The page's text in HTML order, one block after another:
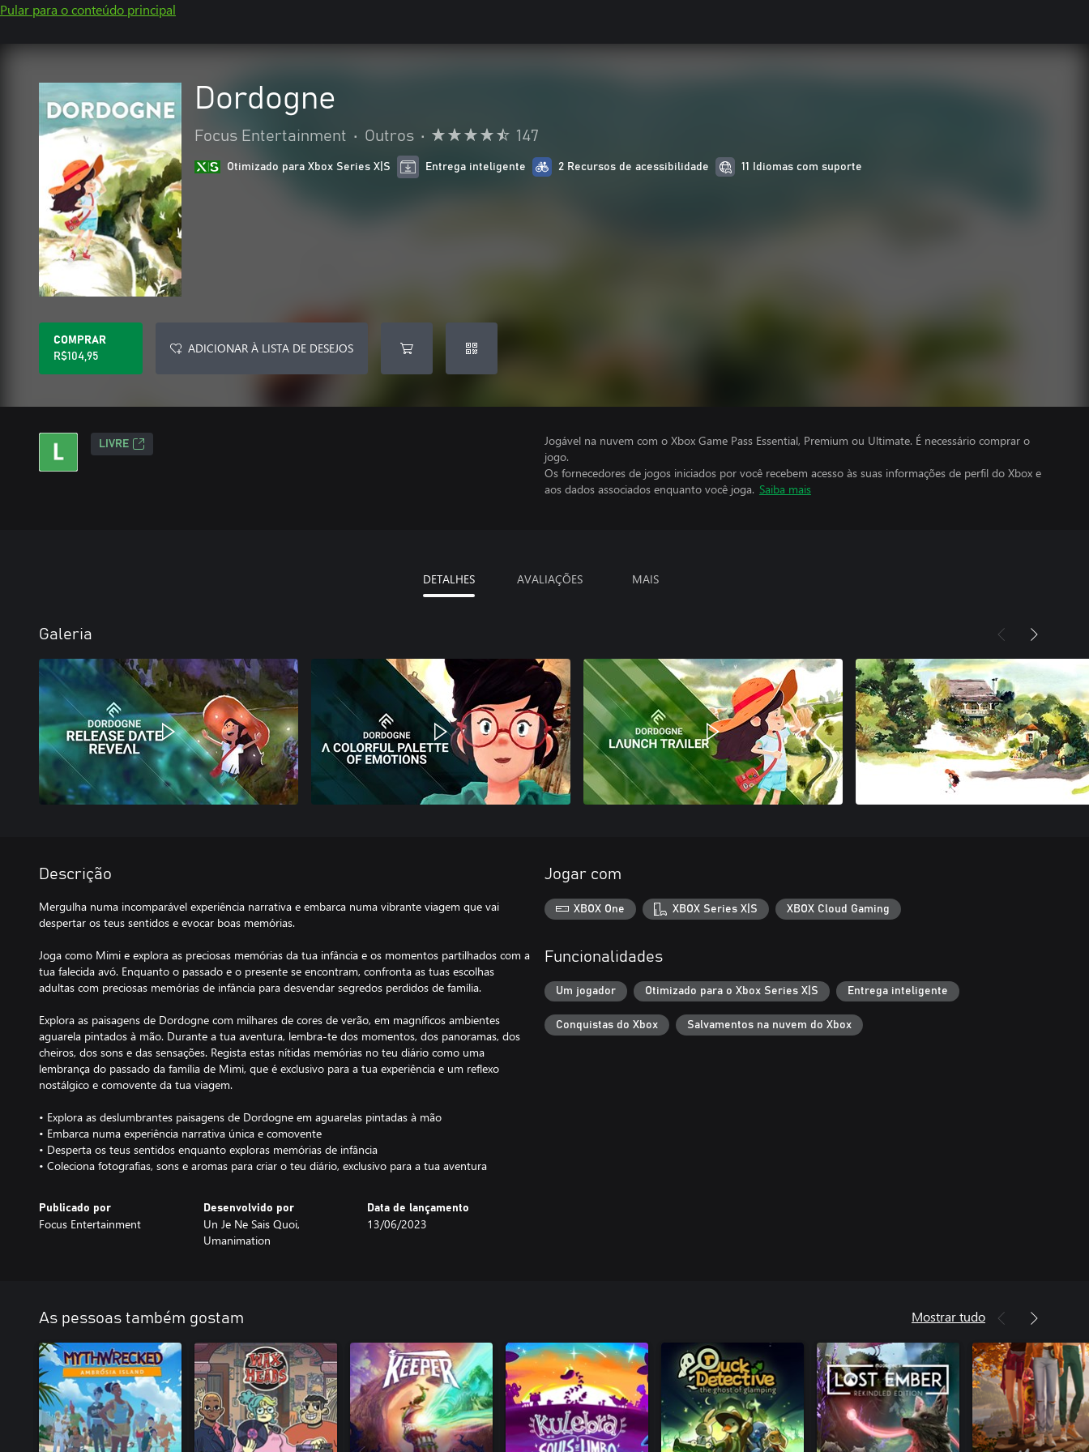
Pular para o conteúdo principal
Dordogne
Focus Entertainment • Outros • 147
Otimizado para Xbox Series X|S Entrega inteligente 2 Recursos de acessibilidade 11 Idiomas com suporte
COMPRAR
R$104,95
ADICIONAR À LISTA DE DESEJOS
LIVRE
Jogável na nuvem com o Xbox Game Pass Essential, Premium ou Ultimate. É necessário comprar o
jogo.
Os fornecedores de jogos iniciados por você recebem acesso às suas informações de perfil do Xbox e
aos dados associados enquanto você joga. Saiba mais
DETALHES AVALIAÇÕES MAIS
Galeria
Descrição
Mergulha numa incomparável experiência narrativa e embarca numa vibrante viagem que vai
despertar os teus sentidos e evocar boas memórias.
Joga como Mimi e explora as preciosas memórias da tua infância e os momentos partilhados com a
tua falecida avó. Enquanto o passado e o presente se encontram, confronta as tuas escolhas
adultas com preciosas memórias de infância para desvendar segredos perdidos de família.
Explora as paisagens de Dordogne com milhares de cores de verão, em magníficos ambientes
aguarela pintados à mão. Durante a tua aventura, lembra-te dos momentos, dos panoramas, dos
cheiros, dos sons e das sensações. Regista estas nítidas memórias no teu diário como uma
lembrança do passado da família de Mimi, que é exclusivo para a tua experiência e um reflexo
nostálgico e comovente da tua viagem.
• Explora as deslumbrantes paisagens de Dordogne em aguarelas pintadas à mão
• Embarca numa experiência narrativa única e comovente
• Desperta os teus sentidos enquanto exploras memórias de infância
• Coleciona fotografias, sons e aromas para criar o teu diário, exclusivo para a tua aventura
Publicado por
Focus Entertainment
Desenvolvido por
Un Je Ne Sais Quoi,
Umanimation
Data de lançamento
13/06/2023
Jogar com
XBOX One XBOX Series X|S XBOX Cloud Gaming
Funcionalidades
Um jogador Otimizado para o Xbox Series X|S Entrega inteligente
Conquistas do Xbox Salvamentos na nuvem do Xbox
As pessoas também gostam Mostrar tudo